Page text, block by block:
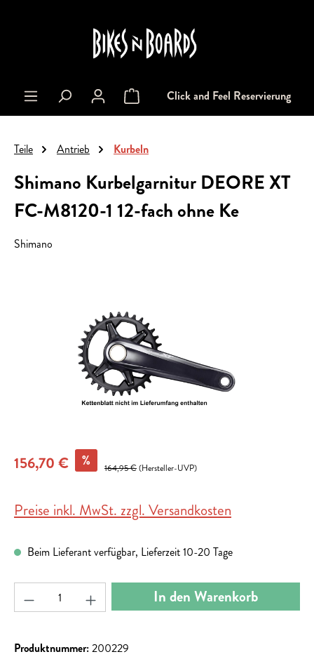
Warenkorb enthält 0 Positionen. Der
Click and Feel Reservierung
Teile Antrieb Kurbeln
Shimano Kurbelgarnitur DEORE XT
FC-M8120-1 12-fach ohne Ke
Shimano
156,70 € % 164,95 €(Hersteller-UVP)
Preise inkl. MwSt. zzgl. Versandkosten
Beim Lieferant verfügbar, Lieferzeit 10-20 Tage
Produkt Anzahl: Gib den gewünschten Wert ein
In den Warenkorb
Produktnummer:200229